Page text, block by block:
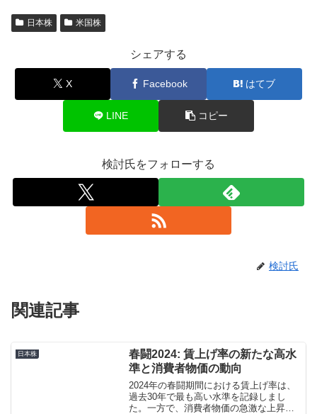
日本株 米国株
シェアする
X Facebook はてブ
LINE コピー
検討氏をフォローする
検討氏
関連記事
日本株
春闘2024: 賃上げ率の新たな高水
準と消費者物価の動向
2024年の春闘期間における賃上げ率は、
過去30年で最も高い水準を記録しまし
た。一方で、消費者物価の急激な上昇が